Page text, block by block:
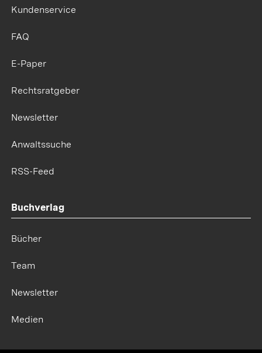
Kundenservice
FAQ
E-Paper
Rechtsratgeber
Newsletter
Anwaltssuche
RSS-Feed
Buchverlag
Bücher
Team
Newsletter
Medien